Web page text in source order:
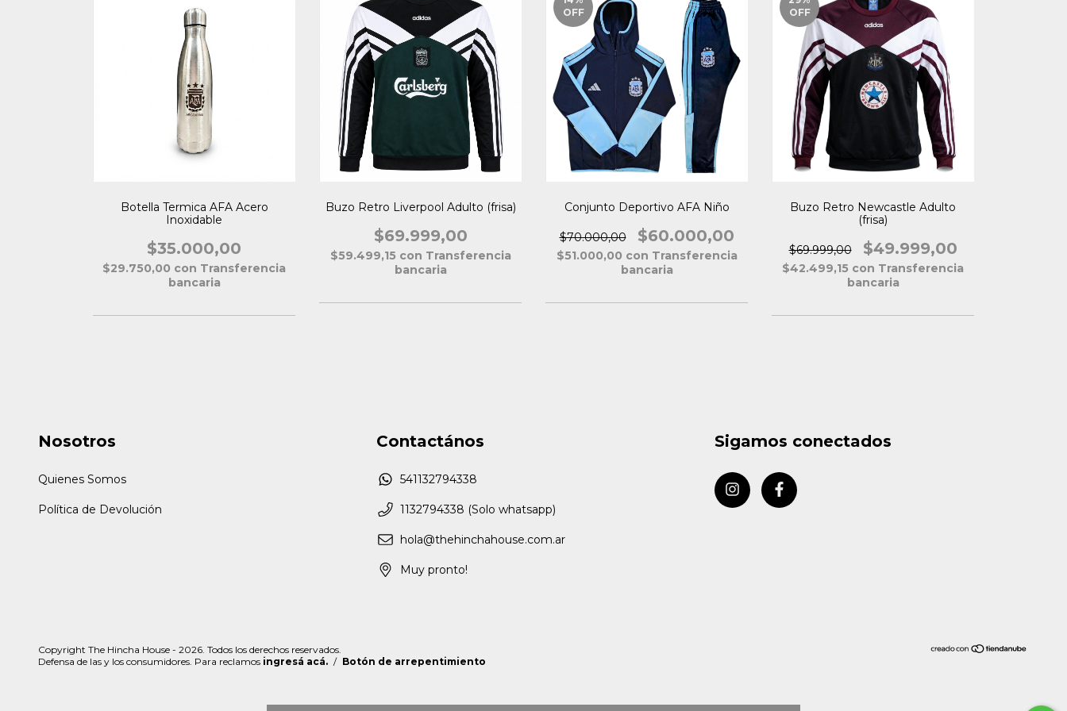
Botella Termica AFA Acero
Inoxidable
$35.000,00
$29.750,00 con Transferencia
bancaria
Buzo Retro Liverpool Adulto (frisa)
$69.999,00
$59.499,15 con Transferencia
bancaria
OFF
Conjunto Deportivo AFA Niño
$70.000,00 $60.000,00
$51.000,00 con Transferencia
bancaria
OFF
Buzo Retro Newcastle Adulto
(frisa)
$69.999,00 $49.999,00
$42.499,15 con Transferencia
bancaria
Nosotros
Quienes Somos
Política de Devolución
Contactános
541132794338
1132794338 (Solo whatsapp)
hola@thehinchahouse.com.ar
Muy pronto!
Sigamos conectados
Copyright The Hincha House - 2026. Todos los derechos reservados.
Defensa de las y los consumidores. Para reclamos ingresá acá. / Botón de arrepentimiento